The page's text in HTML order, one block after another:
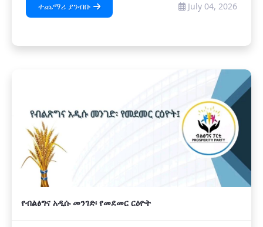
ተጨማሪ ያንብቡ July 04, 2026
የብልፅግና አዲሱ መንገድ፡ የመደመር ርዕዮት